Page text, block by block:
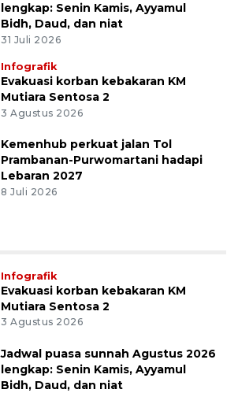
lengkap: Senin Kamis, Ayyamul
Bidh, Daud, dan niat
31 Juli 2026
Infografik
Evakuasi korban kebakaran KM
Mutiara Sentosa 2
3 Agustus 2026
Kemenhub perkuat jalan Tol
Prambanan-Purwomartani hadapi
Lebaran 2027
8 Juli 2026
Infografik
Evakuasi korban kebakaran KM
Mutiara Sentosa 2
3 Agustus 2026
Jadwal puasa sunnah Agustus 2026
lengkap: Senin Kamis, Ayyamul
Bidh, Daud, dan niat